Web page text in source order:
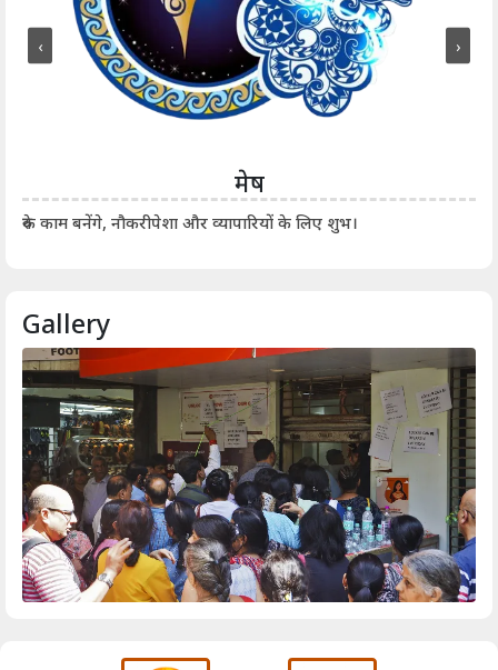
मेष
रुके काम बनेंगे, नौकरीपेशा और व्यापारियों के लिए शुभ।
‹ ›
Gallery